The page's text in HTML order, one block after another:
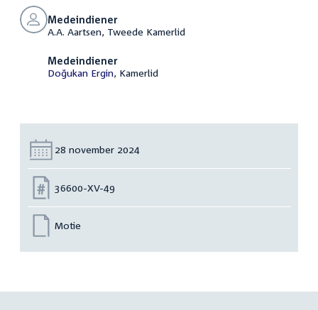
Medeindiener
A.A. Aartsen, Tweede Kamerlid
Medeindiener
Doğukan Ergin, Kamerlid
Datum:
28 november 2024
Nummer:
36600-XV-49
Motie